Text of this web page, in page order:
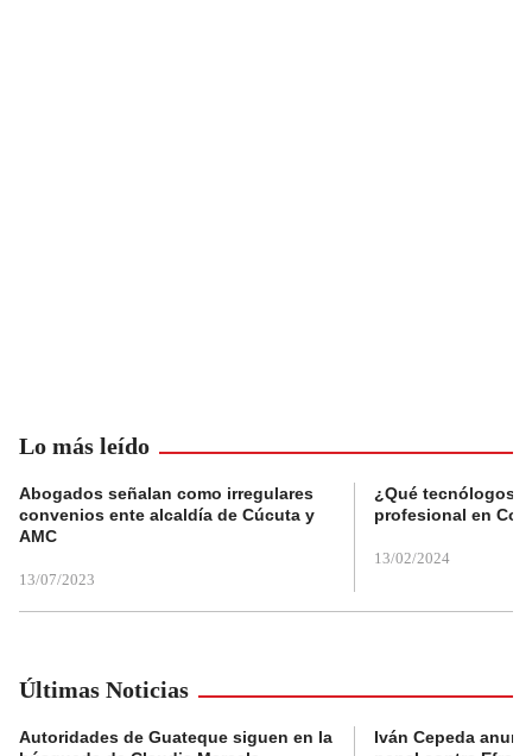
Lo más leído
Abogados señalan como irregulares
convenios ente alcaldía de Cúcuta y
AMC
13/07/2023
¿Qué tecnólogos
profesional en
13/02/2024
Últimas Noticias
Autoridades de Guateque siguen en la
Iván Cepeda